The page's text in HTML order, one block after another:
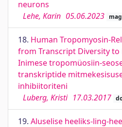
neurons
Lehe, Karin 05.06.2023
18. Human Tropomyosin-
from Transcript Diversity
Inimese tropomüosiin-
transkriptide
inhibiitoriteni
Luberg, Kristi 17.03.2017
19. Aluselise heeliks-ling-